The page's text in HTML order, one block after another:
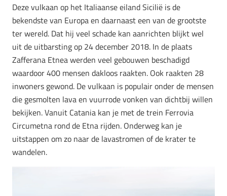
Deze vulkaan op het Italiaanse eiland Sicilië is de
bekendste van Europa en daarnaast een van de grootste
ter wereld. Dat hij veel schade kan aanrichten blijkt wel
uit de uitbarsting op 24 december 2018. In de plaats
Zafferana Etnea werden veel gebouwen beschadigd
waardoor 400 mensen dakloos raakten. Ook raakten 28
inwoners gewond. De vulkaan is populair onder de mensen
die gesmolten lava en vuurrode vonken van dichtbij willen
bekijken. Vanuit Catania kan je met de trein Ferrovia
Circumetna rond de Etna rijden. Onderweg kan je
uitstappen om zo naar de lavastromen of de krater te
wandelen.